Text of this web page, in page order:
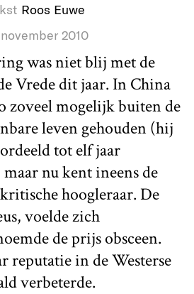
Roos Euwe
2010
was niet blij met de
Vrede dit jaar. In China
zoveel mogelijk buiten de
leven gehouden (hij
tot elf jaar
nu kent ineens de
hoogleraar. De
voelde zich
de prijs obsceen.
reputatie in de Westerse
verbeterde.